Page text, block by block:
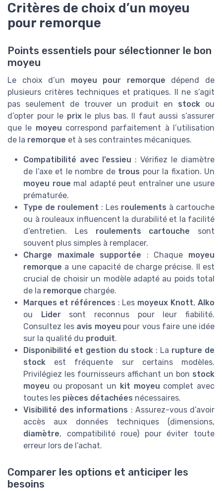
Critères de choix d’un moyeu
pour remorque
Points essentiels pour sélectionner le bon
moyeu
Le choix d’un moyeu pour remorque dépend de
plusieurs critères techniques et pratiques. Il ne s’agit
pas seulement de trouver un produit en stock ou
d’opter pour le prixle plus bas. Il faut aussi s’assurer
que le moyeu correspond parfaitement à l’utilisation
de la remorque et à ses contraintes mécaniques.
Compatibilité avec l’essieu : Vérifiez le diamètre
de l’axe et le nombre de trous pour la fixation. Un
moyeu roue mal adapté peut entraîner une usure
prématurée.
Type de roulement : Les roulements à cartouche
ou à rouleaux influencent la durabilité et la facilité
d’entretien. Les roulements cartouche sont
souvent plus simples à remplacer.
Charge maximale supportée : Chaque moyeu
remorque a une capacité de charge précise. Il est
crucial de choisir un modèle adapté au poids total
de la remorque chargée.
Marques et références : Les moyeux Knott,Alko
ou
Lidersont reconnus pour leur fiabilité.
Consultez les avis moyeu pour vous faire une idée
sur la qualité du produit.
Disponibilité et gestion du stock : La rupture de
stock est fréquente sur certains modèles.
Privilégiez les fournisseurs affichant un bon stock
moyeu ou proposant un kit moyeu complet avec
toutes les pièces détachées nécessaires.
Visibilité des informations : Assurez-vous d’avoir
accès aux données techniques (dimensions,
diamètre, compatibilité roue) pour éviter toute
erreur lors de l’achat.
Comparer les options et anticiper les
besoins